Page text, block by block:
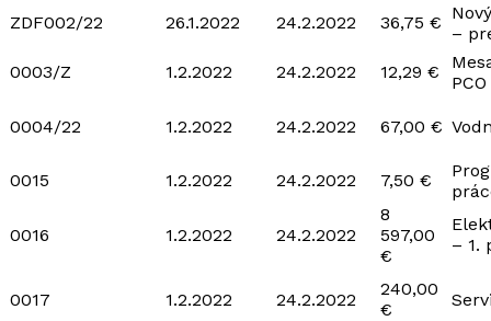
ZDF002/22
26.1.2022 24.2.2022 36,75 €
–
0003/Z
1.2.2022 24.2.2022 12,29 €
PCO
0004/22 1.2.2022 24.2.2022 67,00 €
0015 1.2.2022 24.2.2022 7,50 €
0016 1.2.2022 24.2.2022
8
597,00
€
– 1.
0017 1.2.2022 24.2.2022
240,00
€